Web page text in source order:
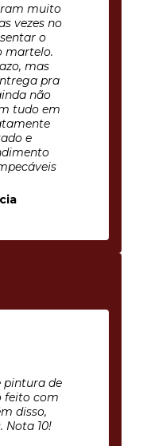
muito
vezes no
o
martelo.
mas
pra
não
tudo em
e
pintura de
feito com
disso,
Nota 10!